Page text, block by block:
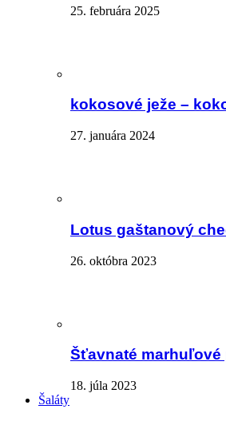
25. februára 2025
kokosové ježe –
27. januára 2024
Lotus gaštanový
26. októbra 2023
Šťavnaté marhuľové
18. júla 2023
Šaláty